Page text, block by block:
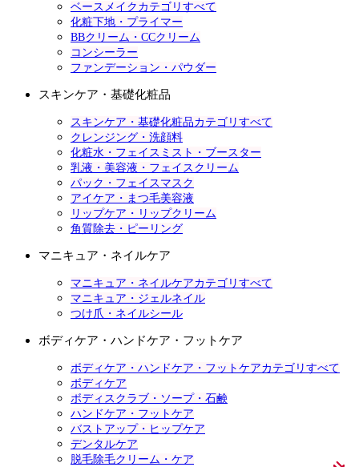
ベースメイクカテゴリすべて
化粧下地・プライマー
BBクリーム・CCクリーム
コンシーラー
ファンデーション・パウダー
スキンケア・基礎化粧品
スキンケア・基礎化粧品カテゴリすべて
クレンジング・洗顔料
化粧水・フェイスミスト・ブースター
乳液・美容液・フェイスクリーム
パック・フェイスマスク
アイケア・まつ毛美容液
リップケア・リップクリーム
角質除去・ピーリング
マニキュア・ネイルケア
マニキュア・ネイルケアカテゴリすべて
マニキュア・ジェルネイル
つけ爪・ネイルシール
ボディケア・ハンドケア・フットケア
ボディケア・ハンドケア・フットケアカテゴリすべて
ボディケア
ボディスクラブ・ソープ・石鹸
ハンドケア・フットケア
バストアップ・ヒップケア
デンタルケア
脱毛除毛クリーム・ケア